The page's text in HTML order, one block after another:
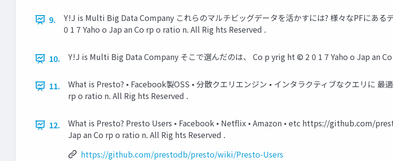
9.
Y!J is Multi Big Data Company これらのマルチビッグデータを活かすには? 様々なPFにあ
0 1 7 Yaho o Jap an Co rp o ratio n. All Rig hts Reserved .
10. Y!J is Multi Big Data Company そこで選んだのは、 Co p yrig ht © 2 0 1 7 Yaho o Jap an
11.
What is Presto? • Facebook製OSS • 分散クエリエンジン • インタラクティブなクエリに
rp o ratio n. All Rig hts Reserved .
12.
What is Presto? Presto Users • Facebook • Netflix • Amazon • etc https://github.com/
Jap an Co rp o ratio n. All Rig hts Reserved .
https://github.com/prestodb/presto/wiki/Presto-Users